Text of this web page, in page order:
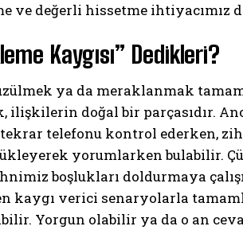
ABONE OL
ve değerli hissetme ihtiyacımız
Kaygısı” Dedikleri?
ya da meraklanmak
doğal bir parçasıdır.
telefonu kontrol ederken,
yorumlarken bulabilir.
boşlukları doldurmaya
kaygı verici senaryolarla
Yorgun olabilir ya da o an